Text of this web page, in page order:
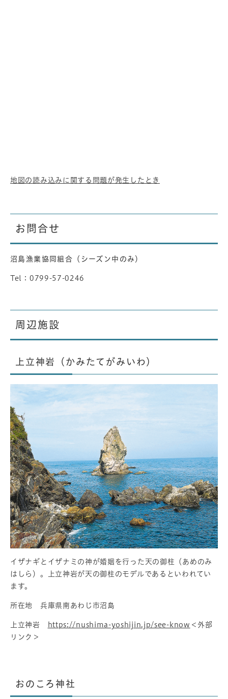
地図の読み込みに関する問題が発生したとき
お問合せ
沼島漁業協同組合（シーズン中のみ）
Tel：0799-57-0246
周辺施設
上立神岩（かみたてがみいわ）
イザナギとイザナミの神が婚姻を行った天の御柱（あめのみ
はしら）。上立神岩が天の御柱のモデルであるといわれてい
ます。
所在地 兵庫県南あわじ市沼島
上立神岩 https://nushima-yoshijin.jp/see-know​ ＜外部
リンク＞
おのころ神社